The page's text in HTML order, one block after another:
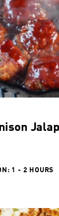
1 - 2 HOURS